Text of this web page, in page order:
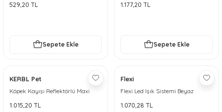
529,20 TL
Sepete Ekle
1.177,20 TL
Sepete Ekle
KERBL Pet
Köpek Kayışı Reflektörlü Maxi
1.015,20 TL
Flexi
Flexi Led Işık Sistemi Beyaz
1.070,28 TL